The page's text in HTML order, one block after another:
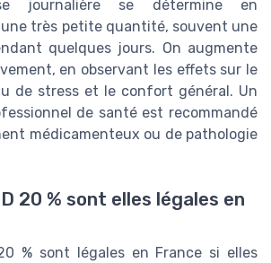
journalière se détermine en
très petite quantité, souvent une
quelques jours. On augmente
en observant les effets sur le
de stress et le confort général. Un
de santé est recommandé
médicamenteux ou de pathologie
20 % sont elles légales en
% sont légales en France si elles